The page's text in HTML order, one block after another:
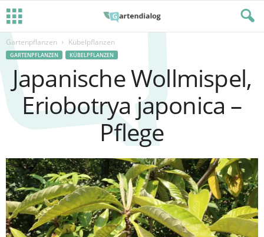
Gartenpflanzen Kübelpflanzen
GARTENPFLANZEN KÜBELPFLANZEN
Japanische Wollmispel,
Eriobotrya japonica –
Pflege